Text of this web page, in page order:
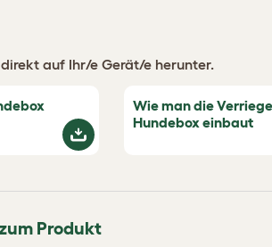
auf Ihr/e Gerät/e herunter.
Wie man die
Hundebox einbaut
Produkt